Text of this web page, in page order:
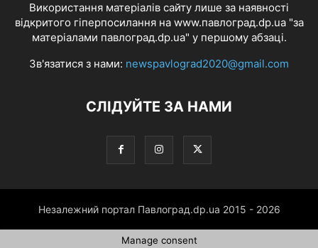
Використання матеріалів сайту лише за наявності
відкритого гіперпосилання на www.павлоград.dp.ua "за
матеріалами павлоград.dp.ua" у першому абзаці.
Зв'язатися з нами: newspavlograd2020@gmail.com
СЛІДУЙТЕ ЗА НАМИ
Незалежний портал Павлоград.dp.ua 2015 - 2026
Manage consent